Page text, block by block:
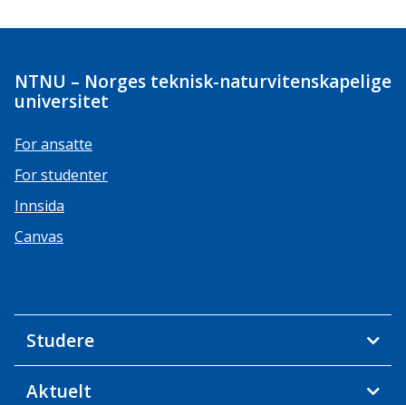
NTNU – Norges teknisk-naturvitenskapelige
universitet
For ansatte
For studenter
Innsida
Canvas
Studere
Aktuelt